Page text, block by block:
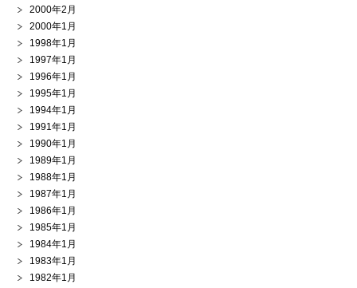
2000年2月
2000年1月
1998年1月
1997年1月
1996年1月
1995年1月
1994年1月
1991年1月
1990年1月
1989年1月
1988年1月
1987年1月
1986年1月
1985年1月
1984年1月
1983年1月
1982年1月